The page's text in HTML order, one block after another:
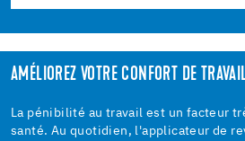
AMÉLIOREZ VOTRE CONFORT DE
La pénibilité au travail est un facteur
santé. Au quotidien, l'applicateur de